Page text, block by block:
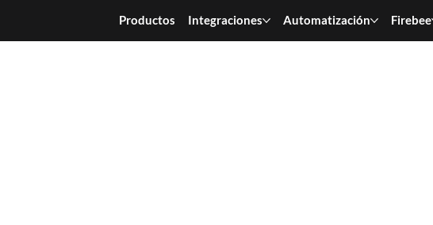
Productos Integraciones Automatización Firebee